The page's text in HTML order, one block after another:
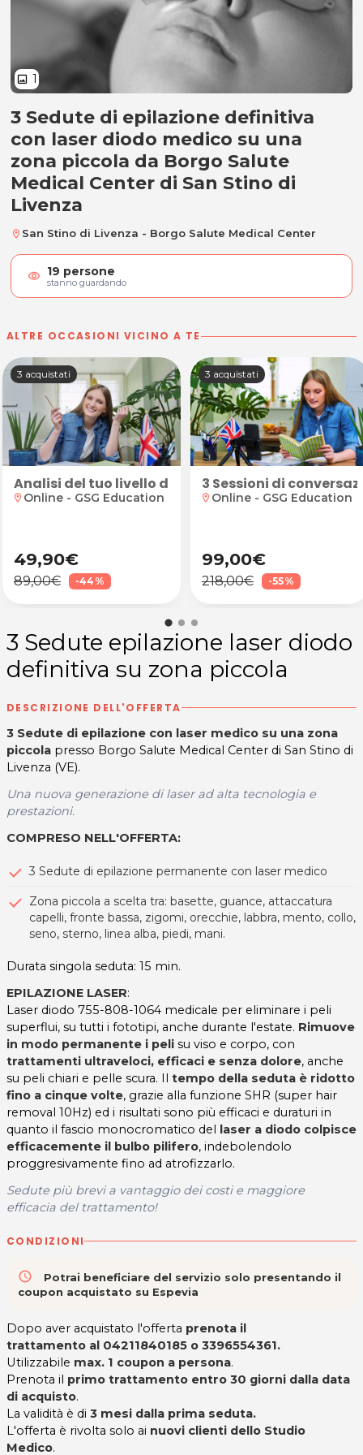
image 1
3 Sedute epilazione laser diodo
3 Sedute di epilazione definitiva
con laser diodo medico su una
zona piccola da Borgo Salute
Medical Center di San Stino di
Livenza
location_on San Stino di Livenza - Borgo Salute Medical Center
visibility 19 persone
stanno guardando
ALTRE OCCASIONI VICINO A TE
piega moda
3 acquistati
Analisi del tuo livello di inglese online
location_on Online - GSG Education
49,90€
89,00€ -44%
3 acquistati
3 Sessioni di
location_on Online - GSG Education
99,00€
218,00€ -55%
3 Sedute epilazione laser diodo
definitiva su zona piccola
DESCRIZIONE DELL'OFFERTA
3 Sedute di epilazione con laser medico su una zona
piccola presso Borgo Salute Medical Center di San Stino di
Livenza (VE).
Una nuova generazione di laser ad alta tecnologia e
prestazioni.
COMPRESO NELL'OFFERTA:
3 Sedute di epilazione permanente con laser medico
Zona piccola a scelta tra: basette, guance, attaccatura
capelli, fronte bassa, zigomi, orecchie, labbra, mento, collo,
seno, sterno, linea alba, piedi, mani.
Durata singola seduta: 15 min.
EPILAZIONE LASER:
Laser diodo 755-808-1064 medicale per eliminare i peli
superflui, su tutti i fototipi, anche durante l'estate. Rimuove
in modo permanente i peli su viso e corpo, con
trattamenti ultraveloci, efficaci e senza dolore, anche
su peli chiari e pelle scura. Il tempo della seduta è ridotto
fino a cinque volte, grazie alla funzione SHR (super hair
removal 10Hz) ed i risultati sono più efficaci e duraturi in
quanto il fascio monocromatico del laser a diodo colpisce
efficacemente il bulbo pilifero, indebolendolo
proggresivamente fino ad atrofizzarlo.
Sedute più brevi a vantaggio dei costi e maggiore
efficacia del trattamento!
CONDIZIONI
access_time
Potrai beneficiare del servizio solo presentando il
coupon acquistato su Espevia
Dopo aver acquistato l'offerta prenota il
trattamento al 04211840185 o 3396554361.
Utilizzabile max. 1 coupon a persona.
Prenota il primo trattamento entro 30 giorni dalla data
di acquisto.
La validità è di 3 mesi dalla prima seduta.
L'offerta è rivolta solo ai nuovi clienti dello Studio
Medico.